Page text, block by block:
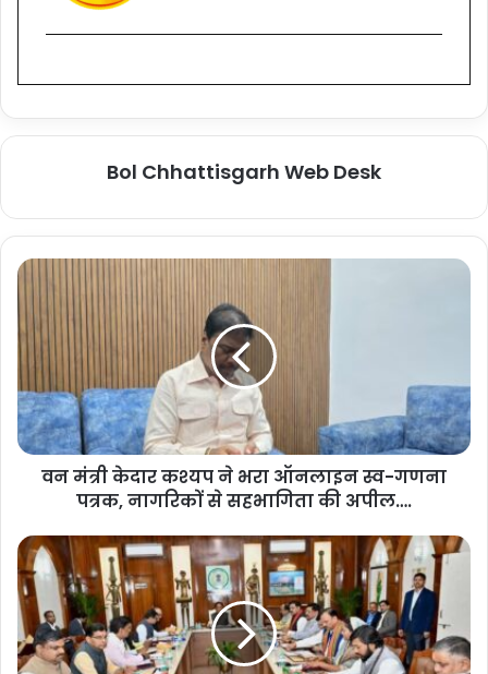
Bol Chhattisgarh Web Desk
वन मंत्री केदार कश्यप ने भरा ऑनलाइन स्व-गणना
पत्रक, नागरिकों से सहभागिता की अपील….